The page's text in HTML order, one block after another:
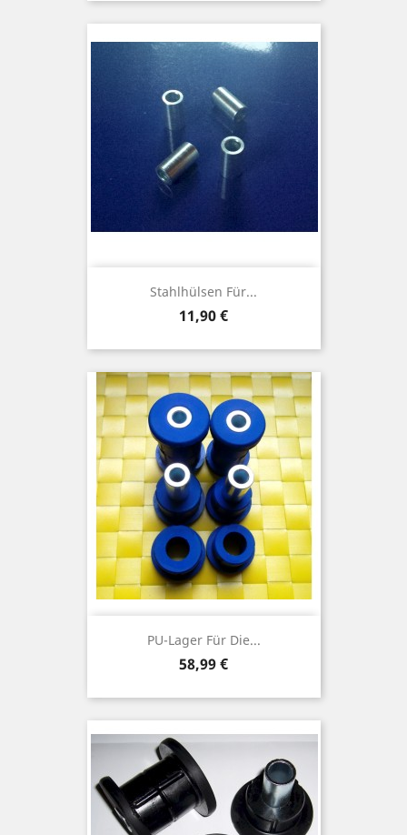
Stahlhülsen Für...
Preis
11,90 €
PU-Lager Für Die...
Preis
58,99 €